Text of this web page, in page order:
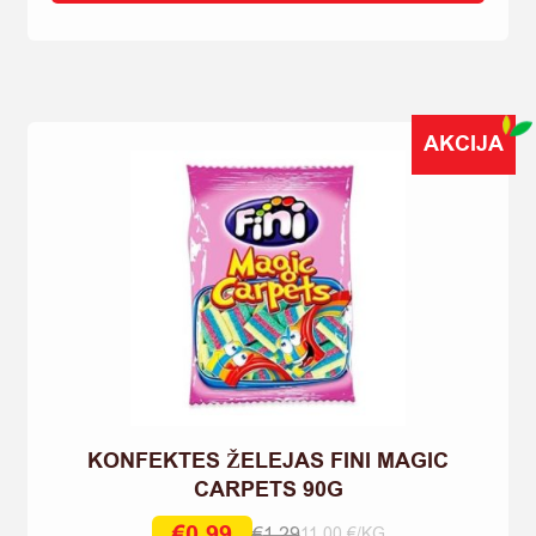
BERI
KONFEKTES ŽELEJAS FINI MAGIC
CARPETS 90G
AKCIJA